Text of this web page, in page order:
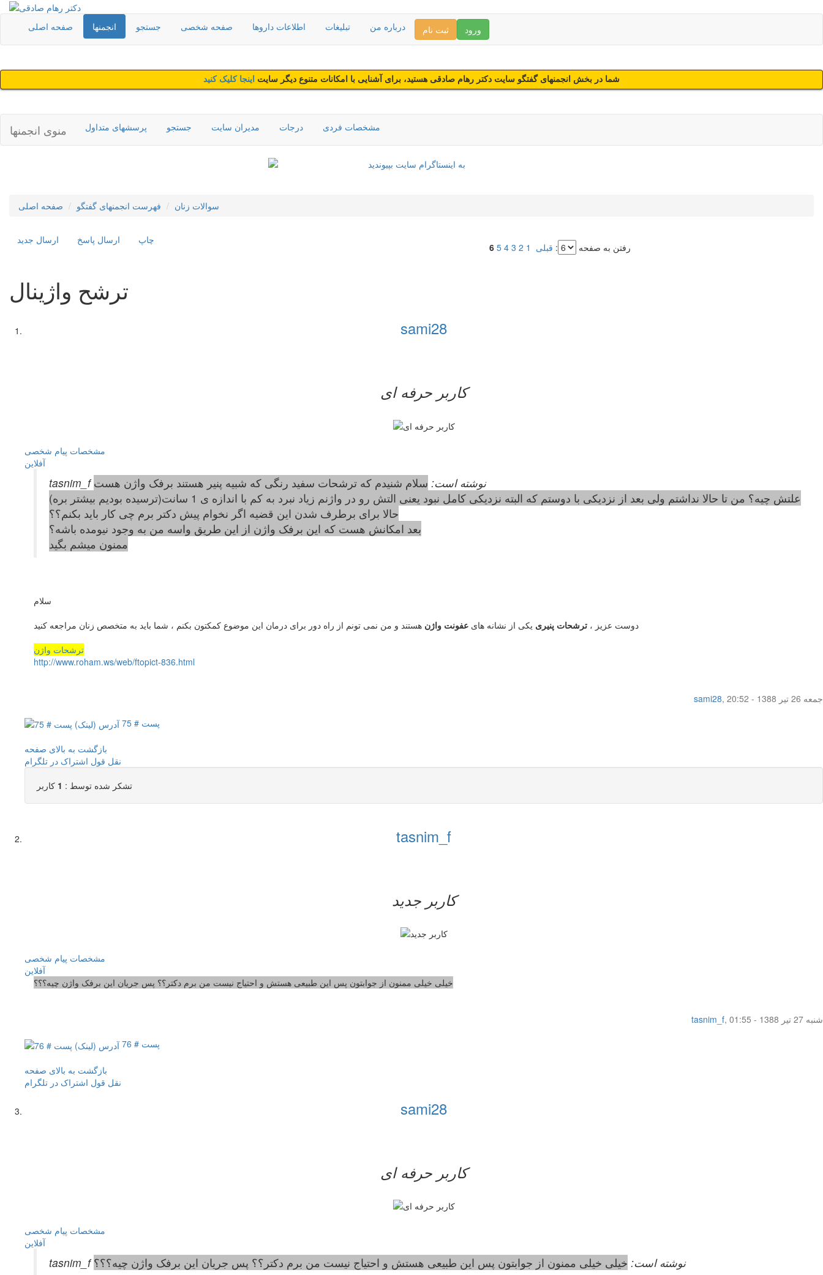
صفحه اصلی انجمنها جستجو صفحه شخصی اطلاعات داروها تبلیغات درباره من ثبت نام ورود
شما در بخش انجمنهای گفتگو سایت دکتر رهام صادقی هستید، برای آشنایی با امکانات متنوع دیگر سایت اینجا کلیک کنید
منوی انجمنها پرسشهای متداول جستجو مدیران سایت درجات مشخصات فردی
صفحه اصلی فهرست انجمنهای گفتگو سوالات زنان
ارسال جديد ارسال پاسخ چاپ
رفتن به صفحه : قبلی 1
2
3
4
5
6
ترشح واژینال
sami28
کاربر حرفه ای
مشخصات پیام شخصی
آفلاين
tasnim_f نوشته است: سلام شنیدم که ترشحات سفید رنگی که شبیه پنیر هستند برفک واژن هست
علتش چیه؟ من تا حالا نداشتم ولی بعد از نزدیکی با دوستم که البته نزدیکی کامل نبود یعنی التش رو در واژنم زیاد نبرد به کم با اندازه ی 1 سانت(ترسیده بودیم بیشتر بره)
حالا برای برطرف شدن این قضیه اگر نخوام پیش دکتر برم چی کار باید بکنم؟؟
بعد امکانش هست که این برفک واژن از این طریق واسه من به وجود نیومده باشه؟
ممنون میشم بگید
سلام
دوست عزیز ، ترشحات پنیری یکی از نشانه های عفونت واژن هستند و من نمی تونم از راه دور برای درمان این موضوع کمکتون بکنم ، شما باید به متخصص زنان مراجعه کنید
ترشحات واژن
http://www.roham.ws/web/ftopict-836.html
sami28,
جمعه 26 تیر 1388 - 20:52
پست # 75
بازگشت به بالای صفحه
نقل قول اشتراک در تلگرام
تشکر شده توسط : 1 کاربر
tasnim_f
کاربر جدید
مشخصات پیام شخصی
آفلاين
خیلی خیلی ممنون از جوابتون پس این طبیعی هستش و احتیاج نیست من برم دکتر؟؟ پس جریان این برفک واژن چیه؟؟؟
tasnim_f,
شنبه 27 تیر 1388 - 01:55
پست # 76
بازگشت به بالای صفحه
نقل قول اشتراک در تلگرام
sami28
کاربر حرفه ای
مشخصات پیام شخصی
آفلاين
tasnim_f نوشته است: خیلی خیلی ممنون از جوابتون پس این طبیعی هستش و احتیاج نیست من برم دکتر؟؟ پس جریان این برفک واژن چیه؟؟؟